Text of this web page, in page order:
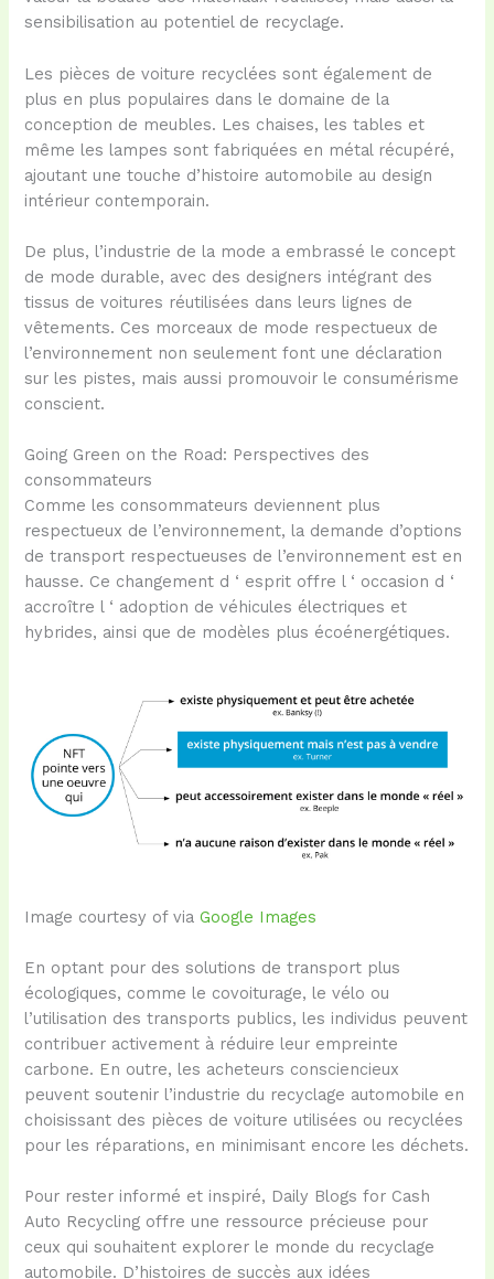
sensibilisation au potentiel de recyclage.
Les pièces de voiture recyclées sont également de
plus en plus populaires dans le domaine de la
conception de meubles. Les chaises, les tables et
même les lampes sont fabriquées en métal récupéré,
ajoutant une touche d’histoire automobile au design
intérieur contemporain.
De plus, l’industrie de la mode a embrassé le concept
de mode durable, avec des designers intégrant des
tissus de voitures réutilisées dans leurs lignes de
vêtements. Ces morceaux de mode respectueux de
l’environnement non seulement font une déclaration
sur les pistes, mais aussi promouvoir le consumérisme
conscient.
Going Green on the Road: Perspectives des
consommateurs
Comme les consommateurs deviennent plus
respectueux de l’environnement, la demande d’options
de transport respectueuses de l’environnement est en
hausse. Ce changement d ‘ esprit offre l ‘ occasion d ‘
accroître l ‘ adoption de véhicules électriques et
hybrides, ainsi que de modèles plus écoénergétiques.
Image courtesy of viaGoogle Images
En optant pour des solutions de transport plus
écologiques, comme le covoiturage, le vélo ou
l’utilisation des transports publics, les individus peuvent
contribuer activement à réduire leur empreinte
carbone. En outre, les acheteurs consciencieux
peuvent soutenir l’industrie du recyclage automobile en
choisissant des pièces de voiture utilisées ou recyclées
pour les réparations, en minimisant encore les déchets.
Pour rester informé et inspiré, Daily Blogs for Cash
Auto Recycling offre une ressource précieuse pour
ceux qui souhaitent explorer le monde du recyclage
automobile. D’histoires de succès aux idées